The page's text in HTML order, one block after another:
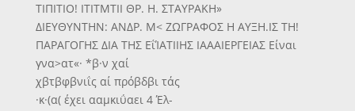
ΤΙΠΙΤΙΟ! ΙΤΙΤΜΤΙΙ ΘΡ. Η. ΣΤΑΥΡΑΚΗ»
ΔΙΕΥΘΥΝΤΗΝ: ΑΝΔΡ. Μ< ΖΩΓΡΑΦΟΣ Η ΑΥΞΗ.ΙΣ ΤΗ!
ΠΑΡΑΓΟΓΗΣ ΔΙΑ ΤΗΣ ΕΐΊΑΤΙΙΗΣ ΙΑΑΑΙΕΡΓΕΙΑΣ Είναι
γνα>ατ«· *β·ν χαί
χβτβφβνιΐς αί πρόβδβι τάς
·κ·(α( έχει ααμκιΰαει 4 Έλ-